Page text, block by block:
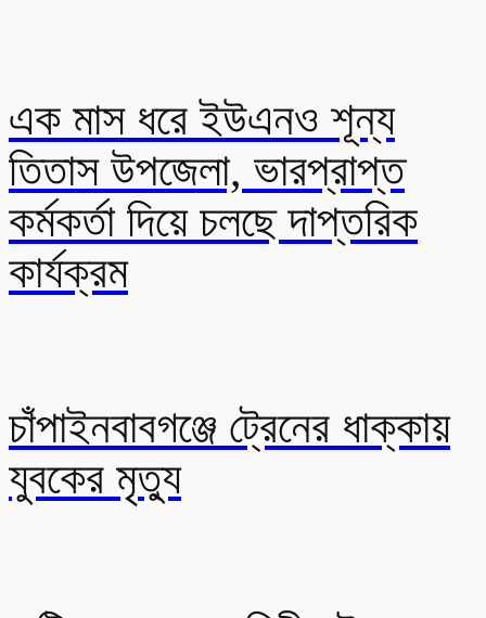
এক মাস ধরে ইউএনও শূন্য
তিতাস উপজেলা, ভারপ্রাপ্ত
কর্মকর্তা দিয়ে চলছে দাপ্তরিক
কার্যক্রম
চাঁপাইনবাবগঞ্জে ট্রেনের ধাক্কায়
যুবকের মৃত্যু